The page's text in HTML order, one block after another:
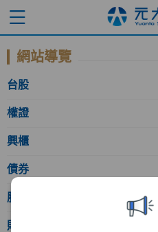
網站導覽
台股
權證
興櫃
債券
股務代理
財富管理